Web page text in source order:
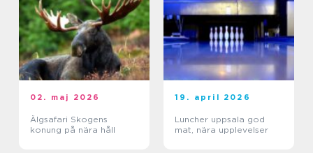
02. maj 2026
Älgsafari Skogens
konung på nära håll
19. april 2026
Luncher uppsala god
mat, nära upplevelser